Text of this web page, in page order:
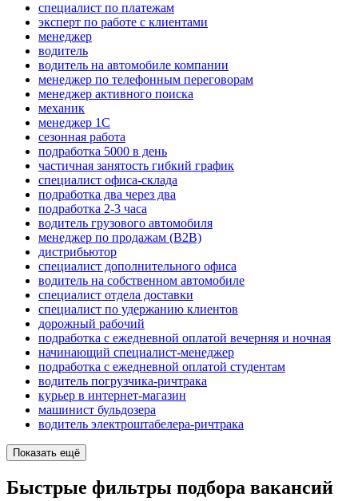
специалист по платежам
эксперт по работе с клиентами
менеджер
водитель
водитель на автомобиле компании
менеджер по телефонным переговорам
менеджер активного поиска
механик
менеджер 1С
сезонная работа
подработка 5000 в день
частичная занятость гибкий график
специалист офиса-склада
подработка два через два
подработка 2-3 часа
водитель грузового автомобиля
менеджер по продажам (B2B)
дистрибьютор
специалист дополнительного офиса
водитель на собственном автомобиле
специалист отдела доставки
специалист по удержанию клиентов
дорожный рабочий
подработка с ежедневной оплатой вечерняя и ночная
начинающий специалист-менеджер
подработка с ежедневной оплатой студентам
водитель погрузчика-ричтрака
курьер в интернет-магазин
машинист бульдозера
водитель электроштабелера-ричтрака
Показать ещё
Быстрые фильтры подбора вакансий